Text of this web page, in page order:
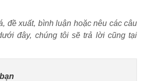
đề xuất, bình luận hoặc nêu các câu
đây, chúng tôi sẽ trả lời cũng tại